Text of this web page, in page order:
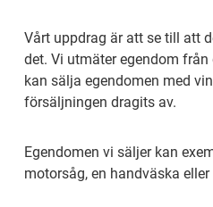
Vårt uppdrag är att se till att
det. Vi utmäter egendom
kan sälja egendomen med
försäljningen dragits av.
Egendomen vi säljer kan
motorsåg, en handväska eller